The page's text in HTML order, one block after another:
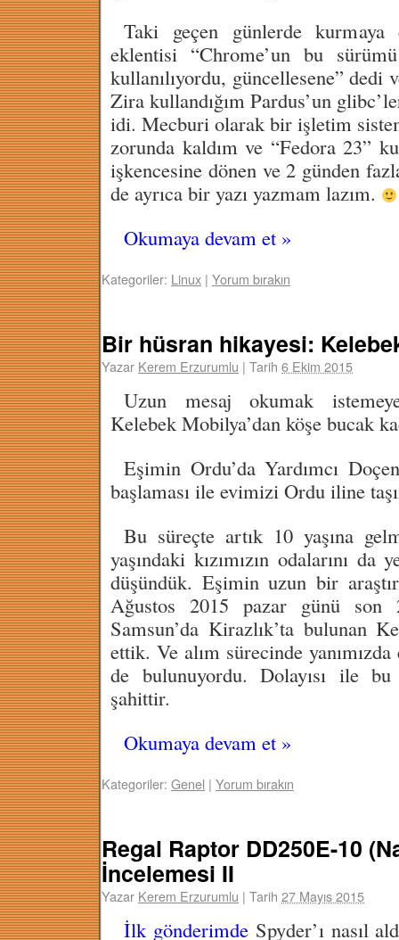
Taki geçen günlerde kurmaya
eklentisi “Chrome’un bu
kullanılıyordu, güncellesene” dedi
Zira kullandığım Pardus’un
idi. Mecburi olarak bir işletim
zorunda kaldım ve “Fedora 23”
işkencesine dönen ve 2 günden
de ayrıca bir yazı yazmam lazım.
Okumaya devam et »
Kategoriler: Linux | Yorum bırakın
Bir hüsran hikayesi:
Yazar Kerem Erzurumlu | Tarih 6 Ekim 2015
Uzun mesaj okumak
Kelebek Mobilya’dan köşe bucak
Eşimin Ordu’da Yardımcı
başlaması ile evimizi Ordu iline
Bu süreçte artık 10 yaşına
yaşındaki kızımızın odalarını
düşündük. Eşimin uzun bir
Ağustos 2015 pazar günü son
Samsun’da Kirazlık’ta bulunan
ettik. Ve alım sürecinde yanımızda
de bulunuyordu. Dolayısı ile
şahittir.
Okumaya devam et »
Kategoriler: Genel | Yorum bırakın
Regal Raptor DD250E-10
İncelemesi II
Yazar Kerem Erzurumlu | Tarih 27 Mayıs 2015
İlk gönderimdeSpyder’ı nasıl